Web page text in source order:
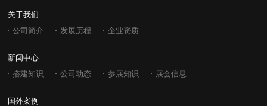
关于我们
公司简介 发展历程 企业资质
新闻中心
搭建知识 公司动态 参展知识 展会信息
国外案例